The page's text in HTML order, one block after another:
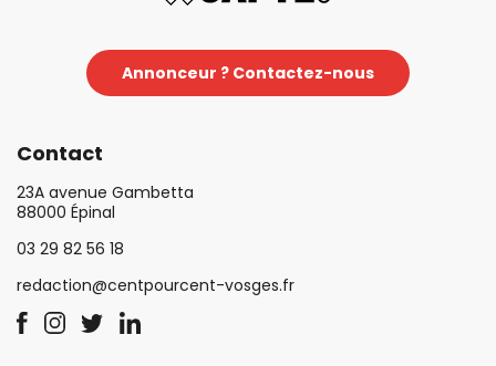
Annonceur ? Contactez-nous
Contact
23A avenue Gambetta
88000 Épinal
03 29 82 56 18
redaction@centpourcent-vosges.fr